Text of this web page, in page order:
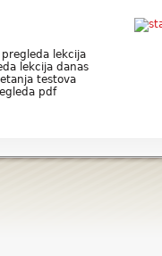
pregleda lekcija
lekcija danas
testova
pdf